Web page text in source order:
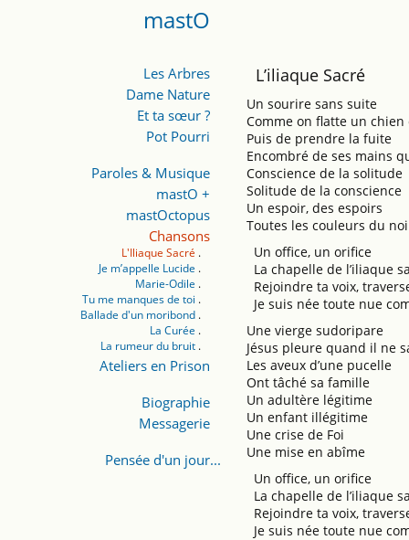
mastO
Les Arbres
Dame Nature
Et ta sœur ?
Pot Pourri
Paroles & Musique
mastO +
mastOctopus
Chansons
L'Iliaque Sacré
Je m’appelle Lucide
Marie-Odile
Tu me manques de toi
Ballade d'un moribond
La Curée
La rumeur du bruit
Ateliers en Prison
Biographie
Messagerie
Pensée d'un jour...
L’iliaque Sacré
Un sourire sans suite
Comme on flatte un
Puis de prendre la fuite
Encombré de ses mains
Conscience de la solitude
Solitude de la conscience
Un espoir, des espoirs
Toutes les couleurs du
Un office, un orifice
La chapelle de l’iliaque
Rejoindre ta voix,
Je suis née toute nue
Une vierge sudoripare
Jésus pleure quand il ne
Les aveux d’une pucelle
Ont tâché sa famille
Un adultère légitime
Un enfant illégitime
Une crise de Foi
Une mise en abîme
Un office, un orifice
La chapelle de l’iliaque
Rejoindre ta voix,
Je suis née toute nue